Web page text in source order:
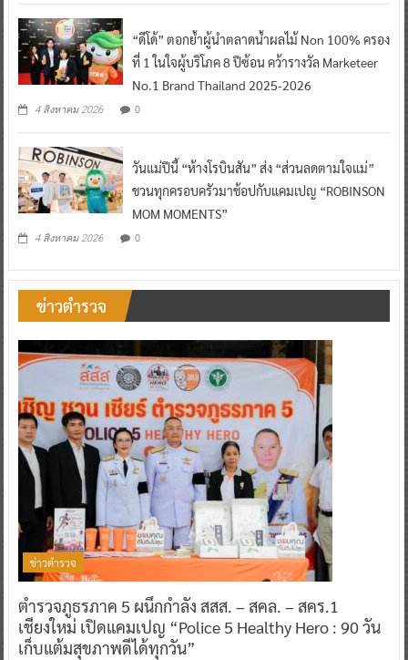
“ดีโด้” ตอกย้ำผู้นำตลาดน้ำผลไม้ Non 100% ครอง
ที่ 1 ในใจผู้บริโภค 8 ปีซ้อน คว้ารางวัล Marketeer
No.1 Brand Thailand 2025-2026
4 สิงหาคม 2026 0
วันแม่ปีนี้ “ห้างโรบินสัน” ส่ง “ส่วนลดตามใจแม่”
ชวนทุกครอบครัวมาช้อปกับแคมเปญ “ROBINSON
MOM MOMENTS”
4 สิงหาคม 2026 0
ข่าวตำรวจ
ข่าวตำรวจ
ตำรวจภูธรภาค 5 ผนึกกำลัง สสส. – สคล. – สคร.1
เชียงใหม่ เปิดแคมเปญ “Police 5 Healthy Hero : 90 วัน
เก็บแต้มสุขภาพดีได้ทุกวัน”